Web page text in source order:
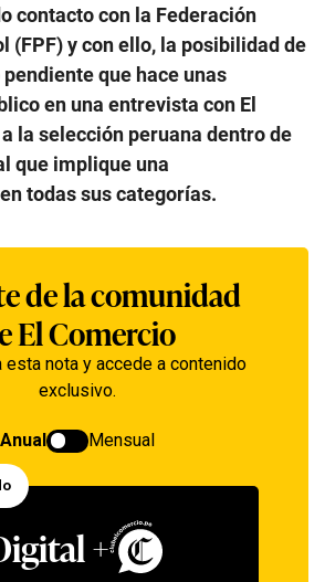
contacto con la Federación
(FPF) y con ello, la posibilidad de
que hace unas
en una entrevista con El
la selección peruana dentro de
que implique una
todas sus categorías.